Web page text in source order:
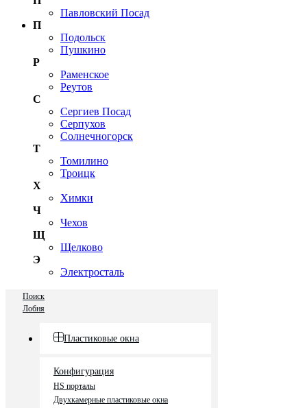
Павловский Посад
П
Подольск
Пушкино
Р
Раменское
Реутов
С
Сергиев Посад
Серпухов
Солнечногорск
Т
Томилино
Троицк
Х
Химки
Ч
Чехов
Щ
Щелково
Э
Электросталь
Поиск
Лобня
Пластиковые окна
Конфигурация
HS порталы
Двухкамерные пластиковые окна